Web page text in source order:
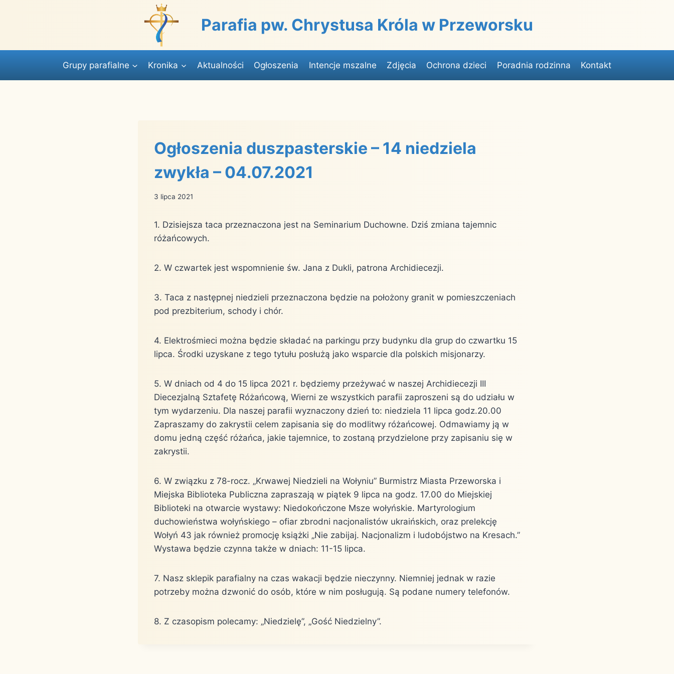
Parafia pw. Chrystusa Króla w Przeworsku
Grupy parafialne Kronika Aktualności Ogłoszenia Intencje mszalne Zdjęcia Ochrona dzieci Poradnia rodzinna Kontakt
Ogłoszenia duszpasterskie – 14 niedziela
zwykła – 04.07.2021
3 lipca 2021
1. Dzisiejsza taca przeznaczona jest na Seminarium Duchowne. Dziś zmiana tajemnic
różańcowych.
2. W czwartek jest wspomnienie św. Jana z Dukli, patrona Archidiecezji.
3. Taca z następnej niedzieli przeznaczona będzie na położony granit w pomieszczeniach
pod prezbiterium, schody i chór.
4. Elektrośmieci można będzie składać na parkingu przy budynku dla grup do czwartku 15
lipca. Środki uzyskane z tego tytułu posłużą jako wsparcie dla polskich misjonarzy.
5. W dniach od 4 do 15 lipca 2021 r. będziemy przeżywać w naszej Archidiecezji III
Diecezjalną Sztafetę Różańcową, Wierni ze wszystkich parafii zaproszeni są do udziału w
tym wydarzeniu. Dla naszej parafii wyznaczony dzień to: niedziela 11 lipca godz.20.00
Zapraszamy do zakrystii celem zapisania się do modlitwy różańcowej. Odmawiamy ją w
domu jedną część różańca, jakie tajemnice, to zostaną przydzielone przy zapisaniu się w
zakrystii.
6. W związku z 78-rocz. „Krwawej Niedzieli na Wołyniu” Burmistrz Miasta Przeworska i
Miejska Biblioteka Publiczna zapraszają w piątek 9 lipca na godz. 17.00 do Miejskiej
Biblioteki na otwarcie wystawy: Niedokończone Msze wołyńskie. Martyrologium
duchowieństwa wołyńskiego – ofiar zbrodni nacjonalistów ukraińskich, oraz prelekcję
Wołyń 43 jak również promocję książki „Nie zabijaj. Nacjonalizm i ludobójstwo na Kresach.”
Wystawa będzie czynna także w dniach: 11-15 lipca.
7. Nasz sklepik parafialny na czas wakacji będzie nieczynny. Niemniej jednak w razie
potrzeby można dzwonić do osób, które w nim posługują. Są podane numery telefonów.
8. Z czasopism polecamy: „Niedzielę”, „Gość Niedzielny”.